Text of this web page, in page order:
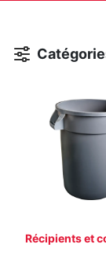
Récipients et